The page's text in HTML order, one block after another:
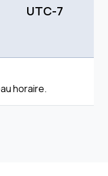
UTC-7
horaire.